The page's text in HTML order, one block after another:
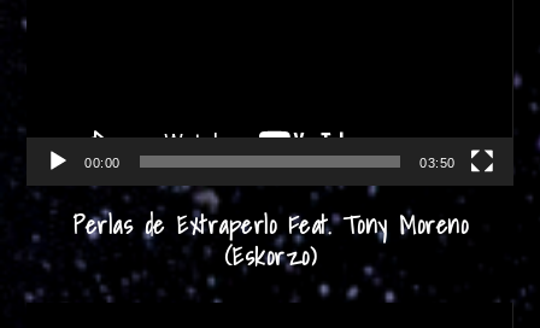
00:00 03:50
Perlas de Extraperlo Feat. Tony Moreno
(Eskorzo)